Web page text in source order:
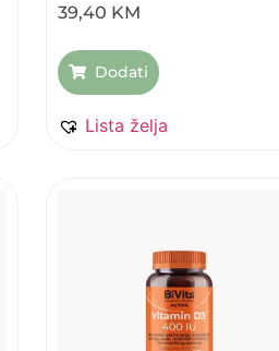
39,40 KM
Dodati
Lista želja